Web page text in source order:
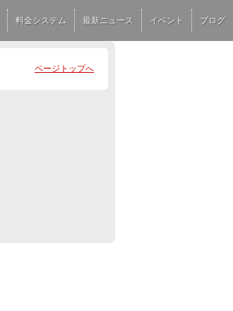
料金システム 最新ニュース イベント ブログ
ページトップへ